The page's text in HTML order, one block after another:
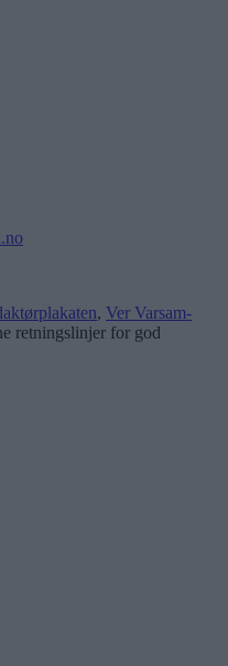
, Ver Varsam-
retningslinjer for god